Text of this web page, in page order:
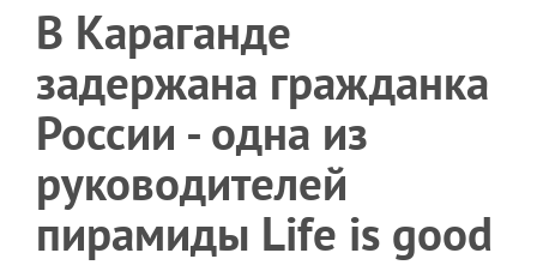
В Караганде
задержана гражданка
России - одна из
руководителей
пирамиды Life is good